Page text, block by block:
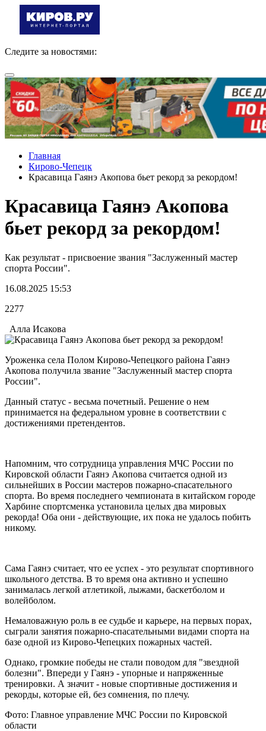
Следите за новостями:
Главная
Кирово-Чепецк
Красавица Гаянэ Акопова бьет рекорд за рекордом!
Красавица Гаянэ Акопова
бьет рекорд за рекордом!
Как результат - присвоение звания "Заслуженный мастер
спорта России".
16.08.2025 15:53
2277
Алла Исакова
Уроженка села Полом Кирово-Чепецкого района Гаянэ
Акопова получила звание "Заслуженный мастер спорта
России".
Данный статус - весьма почетный. Решение о нем
принимается на федеральном уровне в соответствии с
достижениями претендентов.
Напомним, что сотрудница управления МЧС России по
Кировской области Гаянэ Акопова считается одной из
сильнейших в России мастеров пожарно-спасательного
спорта. Во время последнего чемпионата в китайском городе
Харбине спортсменка установила целых два мировых
рекорда! Оба они - действующие, их пока не удалось побить
никому.
Сама Гаянэ считает, что ее успех - это результат спортивного
школьного детства. В то время она активно и успешно
занималась легкой атлетикой, лыжами, баскетболом и
волейболом.
Немаловажную роль в ее судьбе и карьере, на первых порах,
сыграли занятия пожарно-спасательными видами спорта на
базе одной из Кирово-Чепецких пожарных частей.
Однако, громкие победы не стали поводом для "звездной
болезни". Впереди у Гаянэ - упорные и напряженные
тренировки. А значит - новые спортивные достижения и
рекорды, которые ей, без сомнения, по плечу.
Фото: Главное управление МЧС России по Кировской
области